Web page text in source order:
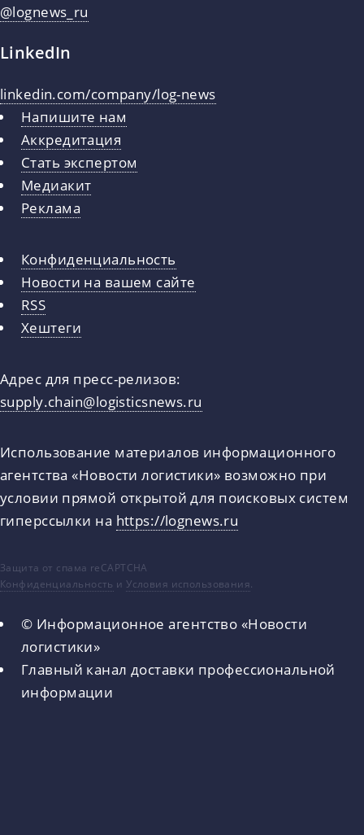
@lognews_ru
LinkedIn
linkedin.com/company/log-news
Напишите нам
Аккредитация
Стать экспертом
Медиакит
Реклама
Конфиденциальность
Новости на вашем сайте
RSS
Хештеги
Адрес для пресс-релизов:
supply.chain@logisticsnews.ru
Использование материалов информационного
агентства «Новости логистики» возможно при
условии прямой открытой для поисковых систем
гиперссылки на https://lognews.ru
Защита от спама reCAPTCHA
Конфиденциальность иУсловия использования.
© Информационное агентство «Новости
логистики»
Главный канал доставки профессиональной
информации